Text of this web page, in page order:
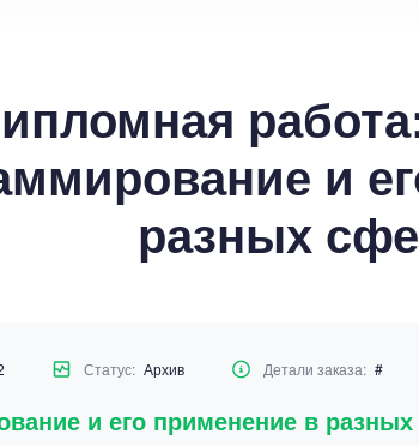
и
разных
Статус: Архив Детали заказа: #
и его применение в